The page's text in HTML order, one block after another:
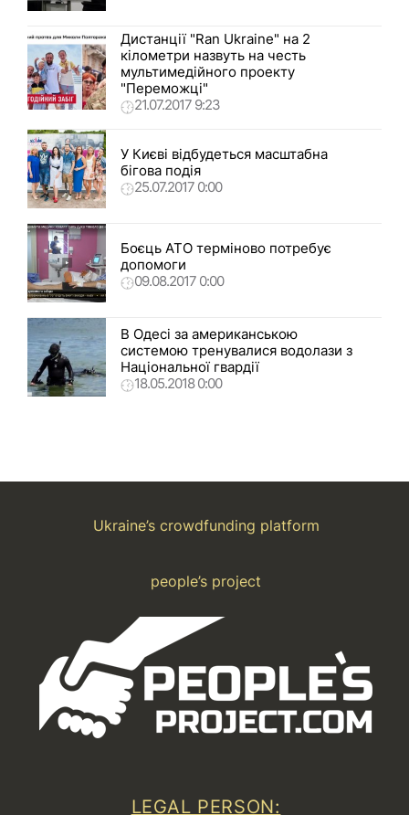
Дистанції "Ran Ukraine" на 2
кілометри назвуть на честь
мультимедійного проекту
"Переможці"
21.07.2017 9:23
У Києві відбудеться масштабна
бігова подія
25.07.2017 0:00
Боєць АТО терміново потребує
допомоги
09.08.2017 0:00
В Одесі за американською
системою тренувалися водолази з
Національної гвардії
18.05.2018 0:00
Ukraine’s crowdfunding platform
people’s project
LEGAL PERSON: